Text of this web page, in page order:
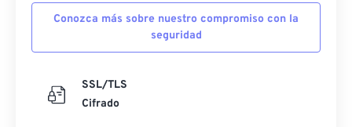
Conozca más sobre nuestro compromiso con la
seguridad
SSL/TLS
Cifrado